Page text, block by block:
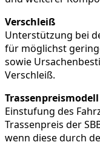
Verschleiß
Unterstützung bei
für möglichst
sowie
Verschleiß.
Trassenpreismodell
Einstufung des
Trassenpreis der
wenn diese durch